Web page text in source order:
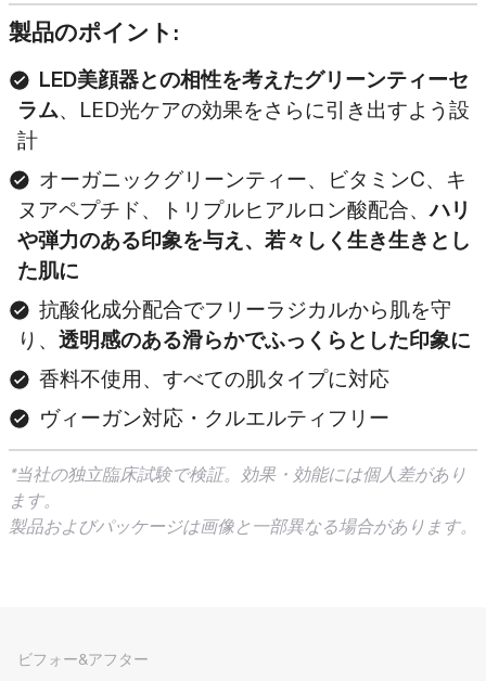
ル
製品のポイント:
LED美顔器との相性を考えたグリーンティーセ
ラム、LED光ケアの効果をさらに引き出すよう設
計
オーガニックグリーンティー、ビタミンC、キ
ヌアペプチド、トリプルヒアルロン酸配合、ハリ
や弾力のある印象を与え、若々しく生き生きとし
た肌に
抗酸化成分配合でフリーラジカルから肌を守
り、 透明感のある滑らかでふっくらとした印象に
香料不使用、すべての肌タイプに対応
ヴィーガン対応・クルエルティフリー
*当社の独立臨床試験で検証。効果・効能には個人差があり
ます。
製品およびパッケージは画像と一部異なる場合があります。
ビフォー&アフター